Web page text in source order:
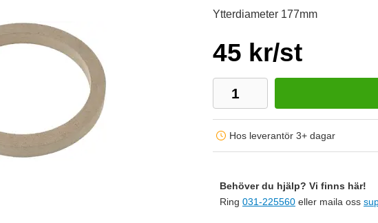
Ytterdiameter 177mm
45 kr/st
Hos leverantör 3+ dagar
Behöver du hjälp? Vi finns här!
Ring 031-225560 eller maila oss